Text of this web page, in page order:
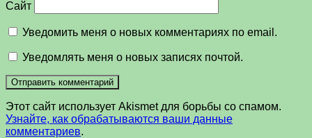
Сайт
Уведомить меня о новых комментариях по email.
Уведомлять меня о новых записях почтой.
Этот сайт использует Akismet для борьбы со спамом.
Узнайте, как обрабатываются ваши данные
комментариев.